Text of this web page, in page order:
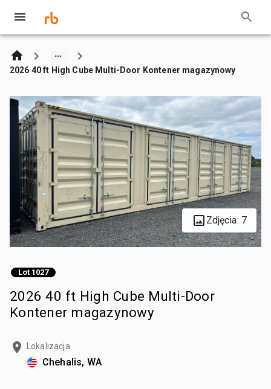
2026 40 ft High Cube Multi-Door Kontener magazynowy
Zdjęcia: 7
Lot 1027
2026 40 ft High Cube Multi-Door
Kontener magazynowy
Lokalizacja
Chehalis, WA